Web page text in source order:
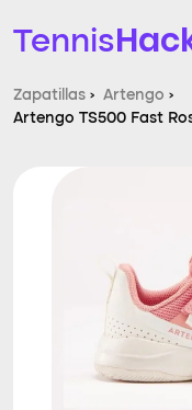
Tennis
T-Finder
Blog
Zapatillas › Artengo ›
Artengo TS500 Fast